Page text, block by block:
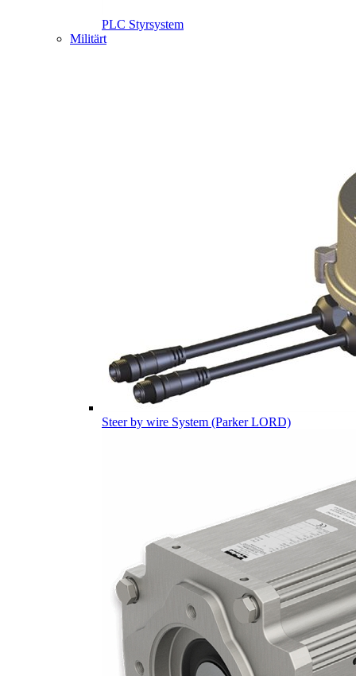
PLC Styrsystem
Militärt
Steer by wire System (Parker LORD)